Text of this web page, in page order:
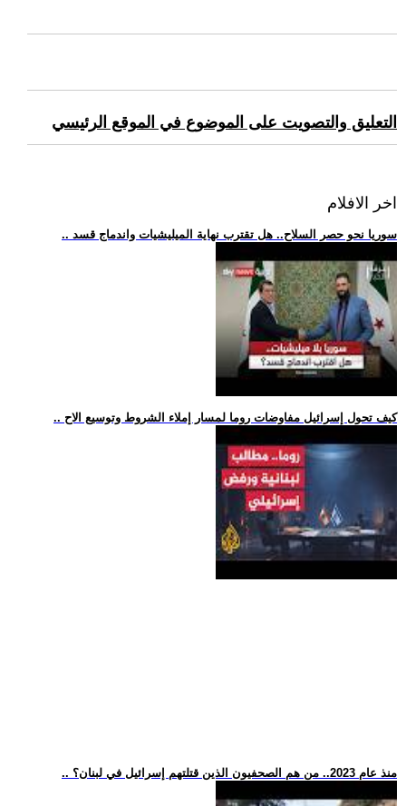
التعليق والتصويت على الموضوع في الموقع الرئيسي
اخر الافلام
.. سوريا نحو حصر السلاح.. هل تقترب نهاية الميليشيات واندماج قسد
.. كيف تحول إسرائيل مفاوضات روما لمسار إملاء الشروط وتوسيع الاح
.. منذ عام 2023.. من هم الصحفيون الذين قتلتهم إسرائيل في لبنان؟